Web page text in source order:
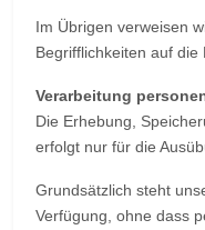
Im Übrigen verweisen
Begrifflichkeiten auf die
Verarbeitung
Die Erhebung,
erfolgt nur für die
Grundsätzlich steht
Verfügung, ohne dass